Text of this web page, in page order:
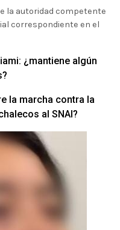
la autoridad competente
correspondiente en el
¿mantiene algún
la marcha contra la
al SNAI?